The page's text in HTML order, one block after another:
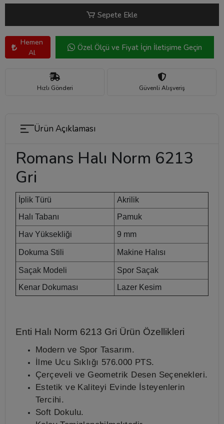
Sepete Ekle
Hemen
Al
Özel Ölçü ve Fiyat İçin İletişime Geçin
Hızlı Gönderi Güvenli Alışveriş
Ürün Açıklaması
Romans Halı Norm 6213
Gri
İplik Türü
Akrilik
Halı Tabanı
Pamuk
Hav Yüksekliği 9 mm
Dokuma Stili Makine Halısı
Saçak Modeli
Spor Saçak
Kenar Dokuması
Lazer Kesim
Enti Halı Norm 6213 Gri Ürün Özellikleri
Modern ve Spor Tasarım.
İlme Ucu Sıklığı 576.000 PTS.
Çerçeveli ve Geometrik Desen Seçenekleri.
Estetik ve Kaliteyi Evinde İsteyenlerin
Tercihi.
Soft Dokulu.